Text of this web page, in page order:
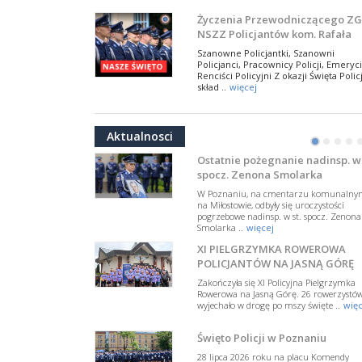
Życzenia Przewodniczącego ZG
NSZZ Policjantów kom. Rafała
Jankowskiego z okazji Święta
Policji 2026
Szanowne Policjantki, Szanowni
Policjanci, Pracownicy Policji,
Renciści Policyjni Z okazji Święta
skład .. więcej
NSZZ Policjantów: Policja nie
W przestrzeni publicznej po raz
pojawiły się wypowiedzi, które
w funkcjonariuszki i funkcjonariuszy
Policj .. więcej
Dodatkowe zarobkowanie
policjantów. NSZZP: obecne
rozwiązania wymagają zmian
zmiany przepisów regulujących
podejmowanie przez policjantów
dodatkowej pracy zarobkowe ..
więcej
Krok 1. Umorzenie. Krok 2.
z hejtem
Postępowanie dotyczące interwencji
Policji w miejscu zamieszkania red.
Tomasza Sakiewicza zostało
Aktualnosci
•• • •
NSZZ Policjantów
Na zaproszenie Zarządu Głównego NSZZ
Policjantów w Polsce gościł Rafael
Departamentu Policji w Nowym Jorku, o
.. więcej
PAMIĘTAMY I ODDAJMY HOŁD
SIERŻ. MARKOWI SIENICKIEMU
poświęconą starszemu sierżantowi Mar
Ostatnie pożegnanie nadinsp. w
spocz. Zenona Smolarka
W Poznaniu, na cmentarzu
na Miłostowie, odbyły się uroczystości
pogrzebowe nadinsp. w st. spocz. Zenona
Smolarka .. więcej
XI PIELGRZYMKA ROWEROWA
POLICJANTÓW NA JASNĄ GÓRĘ
Zakończyła się XI Policyjna Pielgrzymka
Rowerowa na Jasną Górę. 26
wyjechało w drogę po mszy święte ..
Święto Policji w Poznaniu
28 lipca 2026 roku na placu Komendy